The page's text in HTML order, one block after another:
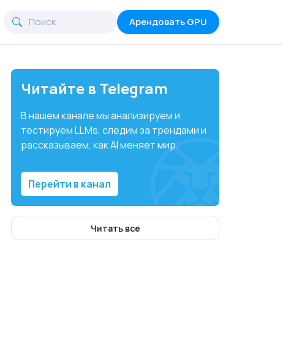
Арендовать GPU
Читайте в Telegram
В нашем канале мы анализируем и
тестируем LLMs, следим за трендами и
рассказываем, как AI меняет мир.
Перейти в канал
Читать все